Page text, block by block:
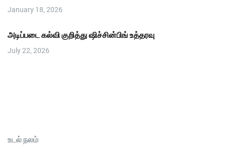
January 18, 2026
அடிப்படை கல்வி குறித்து ஷிச்சின்பிங் உத்தரவு
July 22, 2026
உடல் நலம்